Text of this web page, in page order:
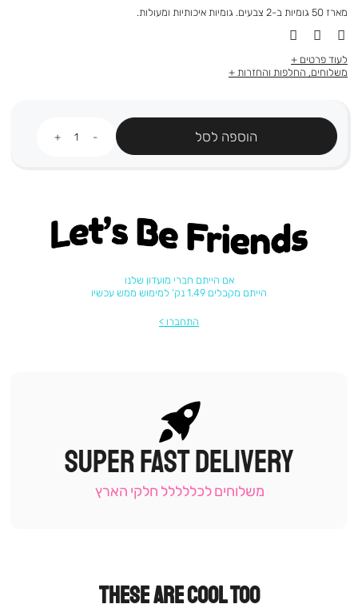
מוצר
מארז 50 גומיות ב-2 צבעים. גומיות איכותיות ומעולות.
לעוד פרטים
משלוחים, החלפות והחזרות
הוספה לסל
Let's be friends
אם הייתם חברי מועדון שלנו
הייתם מקבלים 1.49 נק' למימוש ממש עכשיו
התחברו
|
תומכי
-
SUPER FAST DELIVERY
משלוחים לכללללל חלקי הארץ
THESE ARE COOL TOO